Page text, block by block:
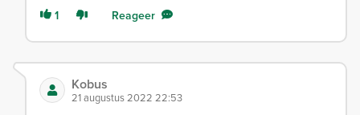
1 Reageer
Kobus
21 augustus 2022 22:53